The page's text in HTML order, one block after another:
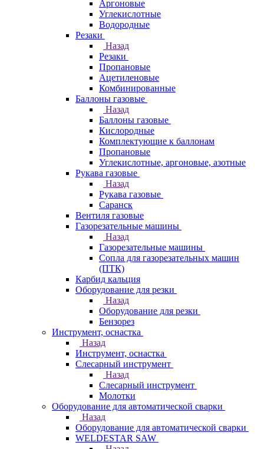
Аргоновые
Углекислотные
Водородные
Резаки
Назад
Резаки
Пропановые
Ацетиленовые
Комбинированные
Баллоны газовые
Назад
Баллоны газовые
Кислородные
Комплектующие к баллонам
Пропановые
Углекислотные, аргоновые, азотные
Рукава газовые
Назад
Рукава газовые
Саранск
Вентиля газовые
Газорезательные машины
Назад
Газорезательные машины
Сопла для газорезательных машин
(ПТК)
Карбид кальция
Оборудование для резки
Назад
Оборудование для резки
Бензорез
Инструмент, оснастка
Назад
Инструмент, оснастка
Слесарный инструмент
Назад
Слесарный инструмент
Молотки
Оборудование для автоматической сварки
Назад
Оборудование для автоматической сварки
WELDESTAR SAW